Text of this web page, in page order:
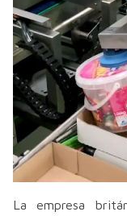
La empresa